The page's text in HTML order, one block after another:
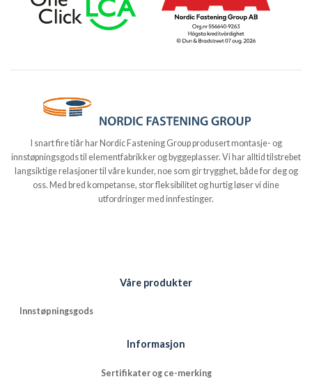
I snart fire tiår har Nordic Fastening Group produsert montasje- og
innstøpningsgods til elementfabrikker og byggeplasser. Vi har alltid tilstrebet
langsiktige relasjoner til våre kunder, noe som gir trygghet, både for deg og
oss. Med bred kompetanse, stor fleksibilitet og hurtig løser vi dine
utfordringer med innfestinger.
Våre produkter
Innstøpningsgods
Informasjon
Sertifikater og ce-merking